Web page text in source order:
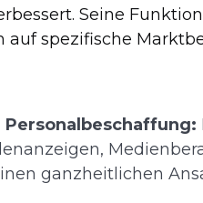
Seine
auf spezifische
ganzheitlichen